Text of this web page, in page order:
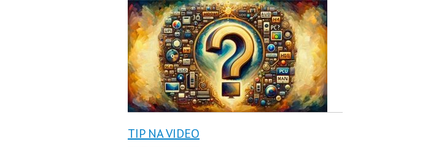
TIP NA VIDEO